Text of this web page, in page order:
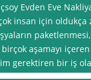
Evden Eve
insan için oldukça
paketlenmesi,
aşamayı
gerektiren bir iş